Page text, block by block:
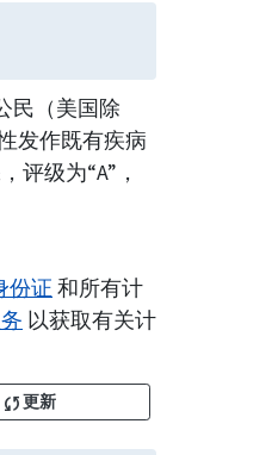
民（美国除
发作既有疾病
评级为“A”，
份证 和所有计
以获取有关计
sync更新